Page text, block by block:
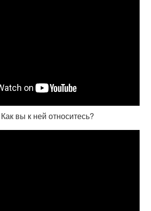
вы к ней относитесь?